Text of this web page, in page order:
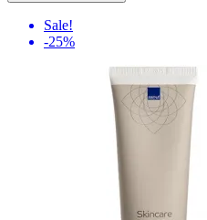
Sale!
-25%